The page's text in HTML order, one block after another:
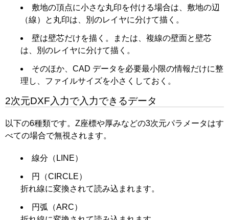
敷地の頂点に小さな丸印を付ける場合は、敷地の辺
（線）と丸印は、別のレイヤに分けて描く。
壁は壁芯だけを描く。または、複線の壁面と壁芯
は、別のレイヤに分けて描く。
そのほか、CAD データを必要最小限の情報だけに整
理し、ファイルサイズを小さくしておく。
2次元DXF入力で入力できるデータ
以下の6種類です。Z座標や厚みなどの3次元パラメータはす
べての場合で無視されます。
線分（LINE）
円（CIRCLE）
折れ線に変換されて読み込まれます。
円弧（ARC）